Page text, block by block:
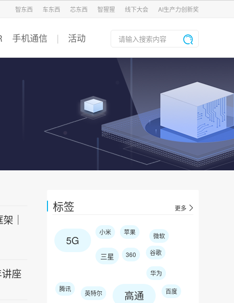
智东西 车东西 芯东西 智猩猩 线下大会 AI生产力创新奖
手机通信 活动
标签 更多
5G
小米 苹果 微软
三星 360 谷歌
华为
腾讯
英特尔 高通 百度
｜
座